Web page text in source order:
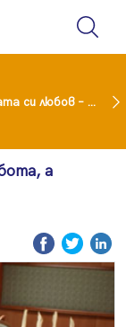
Андреа призна за новата си любов – руснакът Игор
а